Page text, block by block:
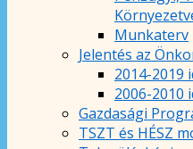
Munkaterv
Jelentés az
2014-2019
2006-2010
Gazdasági
TSZT és HÉSZ